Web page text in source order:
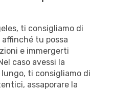
ti consigliamo di
tu possa
e immergerti
caso avessi la
ti consigliamo di
assaporare la